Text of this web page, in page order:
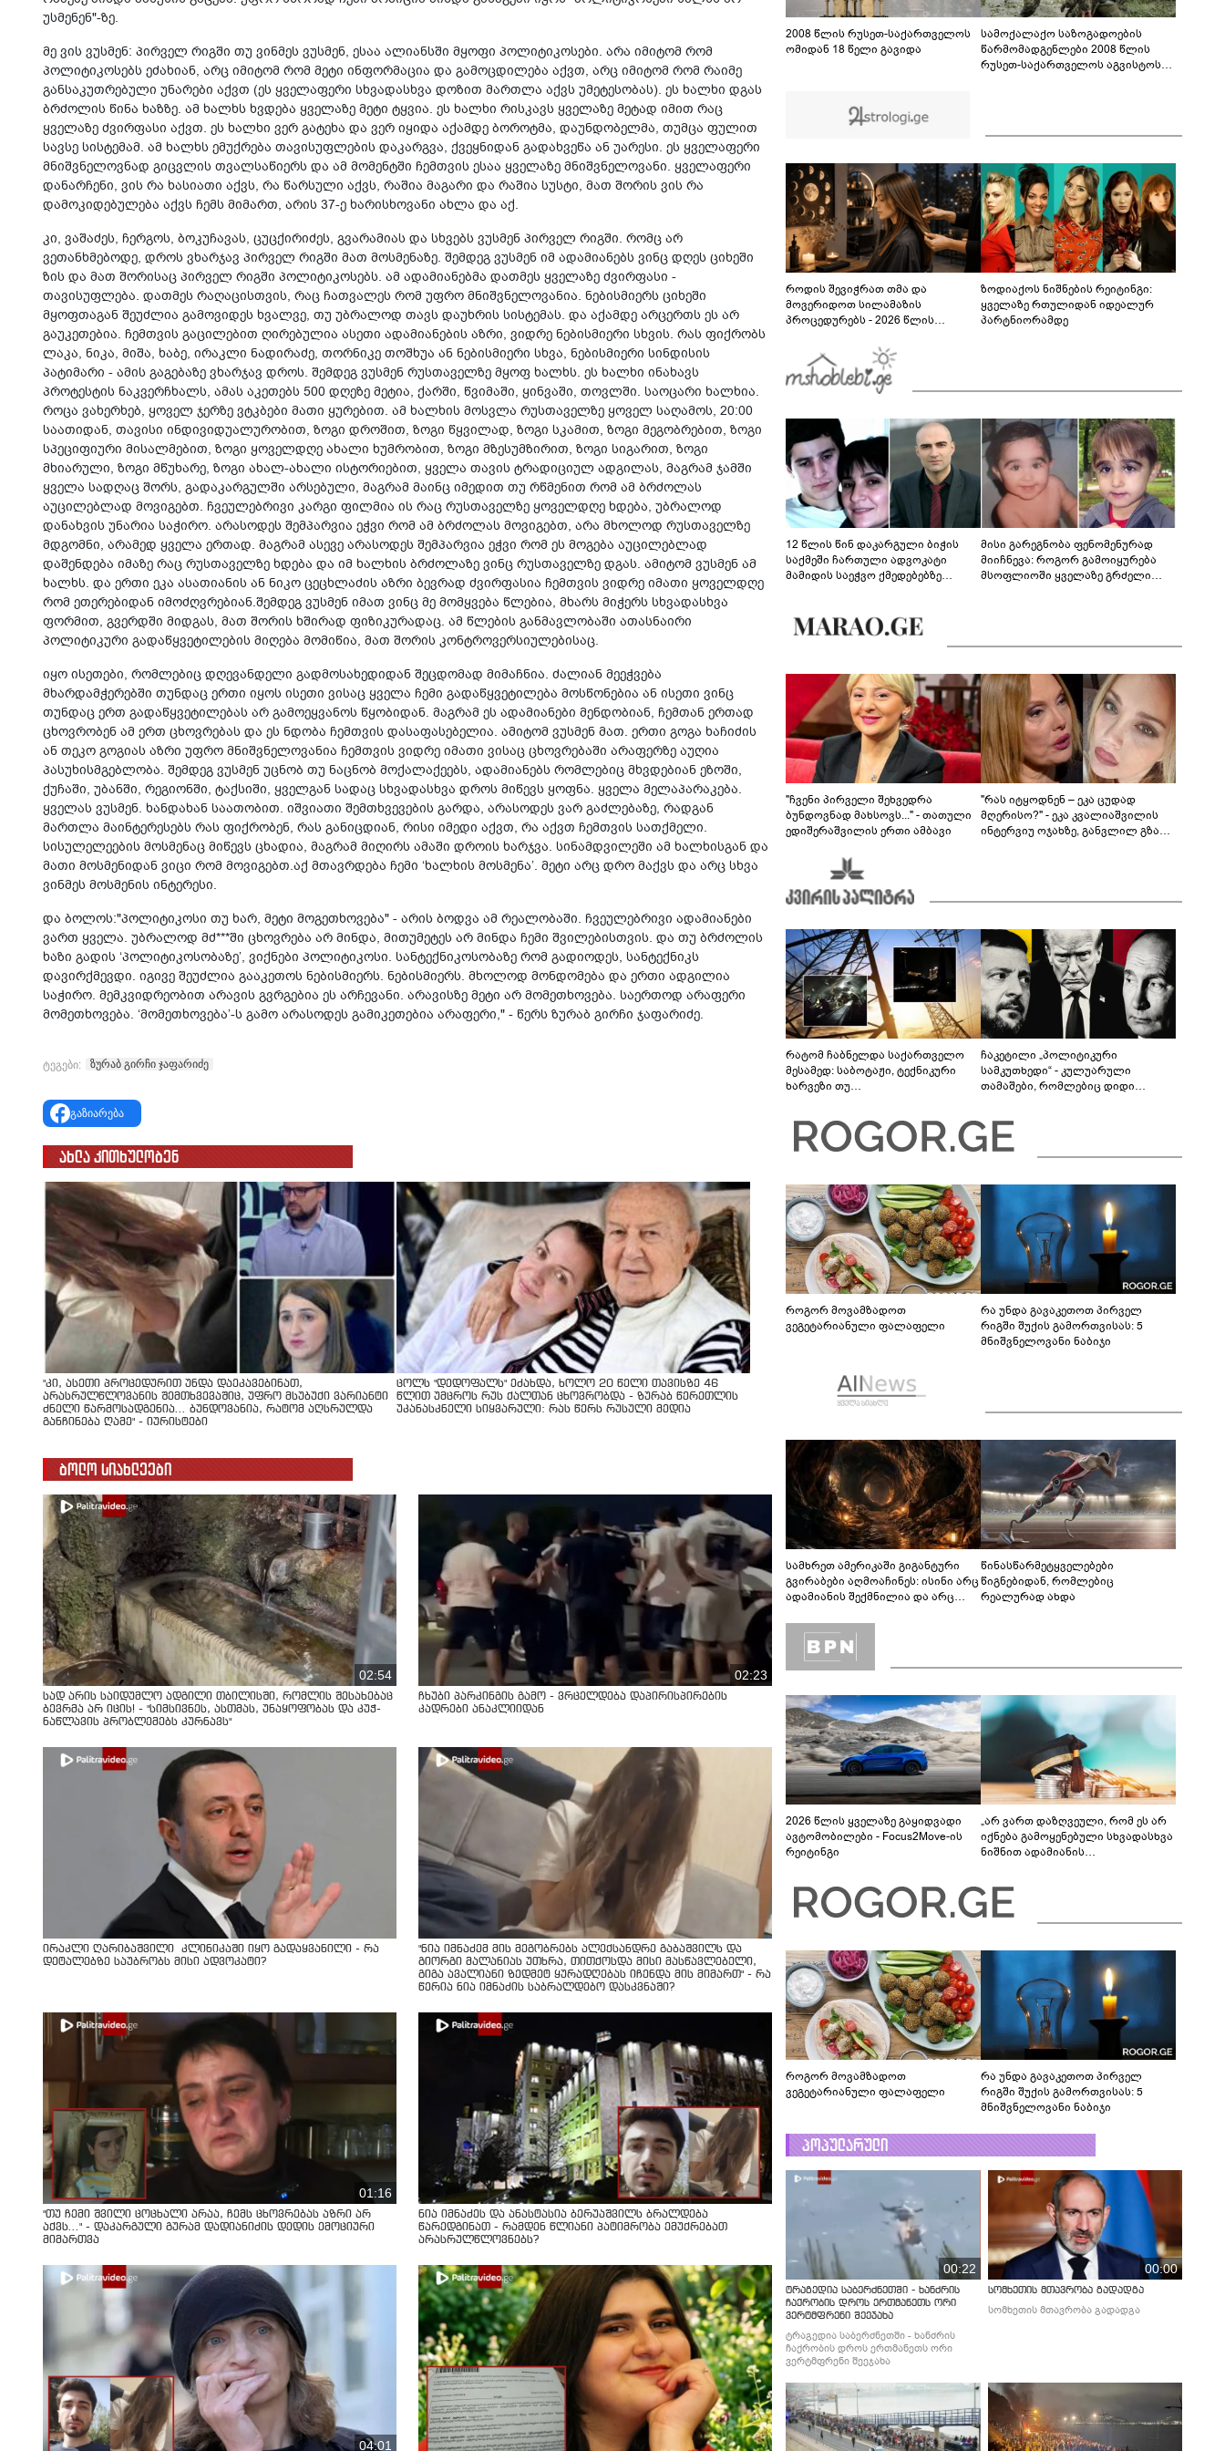
პატიმრობა ემუქრებათ არასრულწლოვნებს?
უსმენენ"-ზე.
მე ვის ვუსმენ: პირველ რიგში თუ ვინმეს ვუსმენ, ესაა ალიანსში მყოფი პოლიტიკოსები. არა იმიტომ რომ
პოლიტიკოსებს ეძახიან, არც იმიტომ რომ მეტი ინფორმაცია და გამოცდილება აქვთ, არც იმიტომ რომ რაიმე
განსაკუთრებული უნარები აქვთ (ეს ყველაფერი სხვადასხვა დოზით მართლა აქვს უმეტესობას). ეს ხალხი დგას
ბრძოლის წინა ხაზზე. ამ ხალხს ხვდება ყველაზე მეტი ტყვია. ეს ხალხი რისკავს ყველაზე მეტად იმით რაც
ყველაზე ძვირფასი აქვთ. ეს ხალხი ვერ გატეხა და ვერ იყიდა აქამდე ბოროტმა, დაუნდობელმა, თუმცა ფულით
სავსე სისტემამ. ამ ხალხს ემუქრება თავისუფლების დაკარგვა, ქვეყნიდან გადახვეწა ან უარესი. ეს ყველაფერი
მნიშვნელოვნად გიცვლის თვალსაწიერს და ამ მომენტში ჩემთვის ესაა ყველაზე მნიშვნელოვანი. ყველაფერი
დანარჩენი, ვის რა ხასიათი აქვს, რა წარსული აქვს, რაშია მაგარი და რაშია სუსტი, მათ შორის ვის რა
დამოკიდებულება აქვს ჩემს მიმართ, არის 37-ე ხარისხოვანი ახლა და აქ.
კი, ვაშაძეს, ჩერგოს, ბოკუჩავას, ცუცქირიძეს, გვარამიას და სხვებს ვუსმენ პირველ რიგში. რომც არ
ვეთანხმებოდე, დროს ვხარჯავ პირველ რიგში მათ მოსმენაზე. შემდეგ ვუსმენ იმ ადამიანებს ვინც დღეს ციხეში
ზის და მათ შორისაც პირველ რიგში პოლიტიკოსებს. ამ ადამიანებმა დათმეს ყველაზე ძვირფასი -
თავისუფლება. დათმეს რაღაცისთვის, რაც ჩათვალეს რომ უფრო მნიშვნელოვანია. ნებისმიერს ციხეში
მყოფთაგან შეუძლია გამოვიდეს ხვალვე, თუ უბრალოდ თავს დაუხრის სისტემას. და აქამდე არცერთს ეს არ
გაუკეთებია. ჩემთვის გაცილებით ღირებულია ასეთი ადამიანების აზრი, ვიდრე ნებისმიერი სხვის. რას ფიქრობს
ლაკა, ნიკა, მიშა, ხაბე, ირაკლი ნადირაძე, თორნიკე თოშხუა ან ნებისმიერი სხვა, ნებისმიერი სინდისის
პატიმარი - ამის გაგებაზე ვხარჯავ დროს. შემდეგ ვუსმენ რუსთაველზე მყოფ ხალხს. ეს ხალხი ინახავს
პროტესტის ნაკვერჩხალს, ამას აკეთებს 500 დღეზე მეტია, ქარში, წვიმაში, ყინვაში, თოვლში. საოცარი ხალხია.
როცა ვახერხებ, ყოველ ჯერზე ვტკბები მათი ყურებით. ამ ხალხის მოსვლა რუსთაველზე ყოველ საღამოს, 20:00
საათიდან, თავისი ინდივიდუალურობით, ზოგი დროშით, ზოგი წყვილად, ზოგი სკამით, ზოგი მეგობრებით, ზოგი
სპეციფიური მისალმებით, ზოგი ყოველდღე ახალი ხუმრობით, ზოგი მზესუმზირით, ზოგი სიგარით, ზოგი
მხიარული, ზოგი მწუხარე, ზოგი ახალ-ახალი ისტორიებით, ყველა თავის ტრადიციულ ადგილას, მაგრამ ჯამში
ყველა სადღაც შორს, გადაკარგულში არსებული, მაგრამ მაინც იმედით თუ რწმენით რომ ამ ბრძოლას
აუცილებლად მოვიგებთ. ჩვეულებრივი კარგი ფილმია ის რაც რუსთაველზე ყოველდღე ხდება, უბრალოდ
დანახვის უნარია საჭირო. არასოდეს შემპარვია ეჭვი რომ ამ ბრძოლას მოვიგებთ, არა მხოლოდ რუსთაველზე
მდგომნი, არამედ ყველა ერთად. მაგრამ ასევე არასოდეს შემპარვია ეჭვი რომ ეს მოგება აუცილებლად
დაშენდება იმაზე რაც რუსთაველზე ხდება და იმ ხალხის ბრძოლაზე ვინც რუსთაველზე დგას. ამიტომ ვუსმენ ამ
ხალხს. და ერთი ეკა ასათიანის ან ნიკო ცეცხლაძის აზრი ბევრად ძვირფასია ჩემთვის ვიდრე იმათი ყოველდღე
რომ ეთერებიდან იმოძღვრებიან.შემდეგ ვუსმენ იმათ ვინც მე მომყვება წლებია, მხარს მიჭერს სხვადასხვა
ფორმით, გვერდში მიდგას, მათ შორის ხშირად ფიზიკურადაც. ამ წლების განმავლობაში ათასნაირი
პოლიტიკური გადაწყვეტილების მიღება მომიწია, მათ შორის კონტროვერსიულებისაც.
იყო ისეთები, რომლებიც დღევანდელი გადმოსახედიდან შეცდომად მიმაჩნია. ძალიან მეეჭვება
მხარდამჭერებში თუნდაც ერთი იყოს ისეთი ვისაც ყველა ჩემი გადაწყვეტილება მოსწონებია ან ისეთი ვინც
თუნდაც ერთ გადაწყვეტილებას არ გამოეყვანოს წყობიდან. მაგრამ ეს ადამიანები მენდობიან, ჩემთან ერთად
ცხოვრობენ ამ ერთ ცხოვრებას და ეს ნდობა ჩემთვის დასაფასებელია. ამიტომ ვუსმენ მათ. ერთი გოგა ხაჩიძის
ან თეკო გოგიას აზრი უფრო მნიშვნელოვანია ჩემთვის ვიდრე იმათი ვისაც ცხოვრებაში არაფერზე აუღია
პასუხისმგებლობა. შემდეგ ვუსმენ უცნობ თუ ნაცნობ მოქალაქეებს, ადამიანებს რომლებიც მხვდებიან ეზოში,
ქუჩაში, უბანში, რეგიონში, ტაქსიში, ყველგან სადაც სხვადასხვა დროს მიწევს ყოფნა. ყველა მელაპარაკება.
ყველას ვუსმენ. ხანდახან საათობით. იშვიათი შემთხვევების გარდა, არასოდეს ვარ გაძლებაზე, რადგან
მართლა მაინტერესებს რას ფიქრობენ, რას განიცდიან, რისი იმედი აქვთ, რა აქვთ ჩემთვის სათქმელი.
სისულელეების მოსმენაც მიწევს ცხადია, მაგრამ მიღირს ამაში დროის ხარჯვა. სინამდვილეში ამ ხალხისგან და
მათი მოსმენიდან ვიცი რომ მოვიგებთ.აქ მთავრდება ჩემი ‘ხალხის მოსმენა’. მეტი არც დრო მაქვს და არც სხვა
ვინმეს მოსმენის ინტერესი.
და ბოლოს:"პოლიტიკოსი თუ ხარ, მეტი მოგეთხოვება" - არის ბოდვა ამ რეალობაში. ჩვეულებრივი ადამიანები
ვართ ყველა. უბრალოდ მძ***ში ცხოვრება არ მინდა, მითუმეტეს არ მინდა ჩემი შვილებისთვის. და თუ ბრძოლის
ხაზი გადის ‘პოლიტიკოსობაზე’, ვიქნები პოლიტიკოსი. სანტექნიკოსობაზე რომ გადიოდეს, სანტექნიკს
დავირქმევდი. იგივე შეუძლია გააკეთოს ნებისმიერს. ნებისმიერს. მხოლოდ მონდომება და ერთი ადგილია
საჭირო. მემკვიდრეობით არავის გვრგებია ეს არჩევანი. არავისზე მეტი არ მომეთხოვება. საერთოდ არაფერი
მომეთხოვება. ‘მომეთხოვება’-ს გამო არასოდეს გამიკეთებია არაფერი," - წერს ზურაბ გირჩი ჯაფარიძე.
ტეგები: ზურაბ გირჩი ჯაფარიძე
გაზიარება
ახლა კითხულობენ
"კი, ასეთი პროცედურით უნდა დაეკავებინათ,
არასრულწლოვანის შემთხვევაშიც, უფრო მსუბუქი ვარიანტი
ძნელი წარმოსადგენია... ბუნდოვანია, რატომ აღსრულდა
განჩინება ღამე" - იურისტები
ცოლს "დედოფალს" ეძახდა, ხოლო 20 წელი თავისზე 46
წლით უმცროს რუს ქალთან ცხოვრობდა - ზურაბ წერეთლის
უკანასკნელი სიყვარული: რას წერს რუსული მედია
ბოლო სიახლეები
02:54
სად არის საიდუმლო ადგილი თბილისში, რომლის შესახებაც
ბევრმა არ იცის! - "სიმსივნეს, ასთმას, უნაყოფობას და კუჭ-
ნაწლავის პრობლემებს კურნავს"
02:23
ჩხუბი პარკინგის გამო - ვრცელდება დაპირისპირების
კადრები ანაკლიიდან
ირაკლი ღარიბაშვილი კლინიკაში იყო გადაყვანილი - რა
დეტალებზე საუბრობს მისი ადვოკატი?
"ნია იმნაძემ მის მეგობრებს ალექსანდრე გაბაშვილს და
გიორგი მალანიას უთხრა, თითქოსდა მისი მასწავლებელი,
გიგა ავალიანი ზედმეტ ყურადღებას იჩენდა მის მიმართ" - რა
წერია ნია იმნაძის საბრალდებო დასკვნაში?
01:16
"თუ ჩემი შვილი ცოცხალი არაა, ჩემს ცხოვრებას აზრი არ
აქვს..." - დაკარგული გურამ დადიანიძის დედის ემოციური
მიმართვა
ნია იმნაძეს და ანასტასია ბერუაშვილს ბრალდება
წარედგინათ - რამდენ წლიანი პატიმრობა ემუქრებათ
არასრულწლოვნებს?
04:01
2008 წლის რუსეთ-საქართველოს
ომიდან 18 წელი გავიდა
სამოქალაქო საზოგადოების
წარმომადგენლები 2008 წლის
რუსეთ-საქართველოს აგვისტოს
როდის შევიჭრათ თმა და
მოვერიდოთ სილამაზის
პროცედურებს - 2026 წლის
გზამკვლევი
ზოდიაქოს ნიშნების რეიტინგი:
ყველაზე რთულიდან იდეალურ
პარტნიორამდე
12 წლის წინ დაკარგული ბიჭის
საქმეში ჩართული ადვოკატი
მამიდის საეჭვო ქმედებებზე
მოწოდებაზე... წლობით
მიმდინარეობდა საქმის
მისი გარეგნობა ფენომენურად
მიიჩნევა: როგორ გამოიყურება
მსოფლიოში ყველაზე გრძელი
"ჩვენი პირველი შეხვედრა
ბუნდოვნად მახსოვს..." - თათული
ედიშერაშვილის ერთი ამბავი
"რას იტყოდნენ – ეკა ცუდად
მღერისო?" - ეკა კვალიაშვილის
ინტერვიუ ოჯახზე, განვლილ გზასა
რატომ ჩაბნელდა საქართველო
მესამედ: საბოტაჟი, ტექნიკური
ხარვეზი თუ
ჩაკეტილი „პოლიტიკური
სამკუთხედი“ - კულუარული
თამაშები, რომლებიც დიდი
როგორ მოვამზადოთ
ვეგეტარიანული ფალაფელი
რა უნდა გავაკეთოთ პირველ
რიგში შუქის გამორთვისას: 5
მნიშვნელოვანი ნაბიჯი
სამხრეთ ამერიკაში გიგანტური
გვირაბები აღმოაჩინეს: ისინი არც
ადამიანის შექმნილია და არც
ლაბირინთები?
წინასწარმეტყველებები
წიგნებიდან, რომლებიც
რეალურად ახდა
2026 წლის ყველაზე გაყიდვადი
ავტომობილები - Focus2Move-ის
რეიტინგი
„არ ვართ დაზღვეული, რომ ეს არ
იქნება გამოყენებული სხვადასხვა
ნიშნით ადამიანის
უფსკრულისკენ მიდის“
როგორ მოვამზადოთ
ვეგეტარიანული ფალაფელი
რა უნდა გავაკეთოთ პირველ
რიგში შუქის გამორთვისას: 5
მნიშვნელოვანი ნაბიჯი
პოპულარული
00:22
ტრაგედია საბერძნეთში - ხანძრის
ჩაქრობის დროს ერთმანეთს ორი
ვერტმფრენი შეეჯახა
ტრაგედია საბერძნეთში - ხანძრის
ჩაქრობის დროს ერთმანეთს ორი
ვერტმფრენი შეეჯახა
00:00
სომხეთის მთავრობა გადადგა
სომხეთის მთავრობა გადადგა